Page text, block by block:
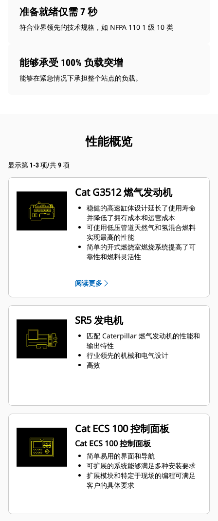
准备就绪仅需 7 秒
符合业界领先的技术规格，如 NFPA 110 1 级 10 类
能够承受 100% 负载突增
能够在紧急情况下承担整个站点的负载。
性能概览
显示第 1-3 项/共 9 项
Cat G3512 燃气发动机
稳健的高速缸体设计延长了使用寿命
并降低了拥有成本和运营成本
可使用低压管道天然气和氢混合燃料
实现最高的性能
简单的开式燃烧室燃烧系统提高了可
靠性和燃料灵活性
效率
一个电子控制模块可管理所有发动机
功能：点火、调速、空燃比控制和发
动机保护
阅读更多
SR5 发电机
匹配 Caterpillar 燃气发动机的性能和
输出特性
行业领先的机械和电气设计
高效
Cat ECS 100 控制面板
Cat ECS 100 控制面板
简单易用的界面和导航
可扩展的系统能够满足多种安装要求
扩展模块和特定于现场的编程可满足
客户的具体要求